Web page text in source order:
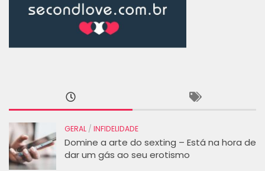
GERAL / INFIDELIDADE
Domine a arte do sexting – Está na hora de
dar um gás ao seu erotismo